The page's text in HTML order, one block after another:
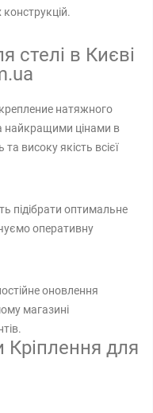
конструкцій.
стелі в Києві
натяжного
найкращими цінами в
високу якість всієї
підібрати оптимальне
оперативну
оновлення
магазині
Кріплення для